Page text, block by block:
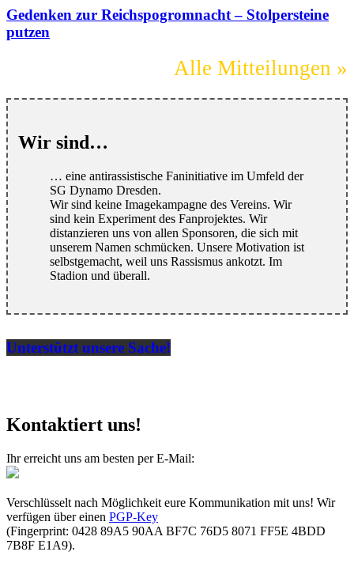
Gedenken zur Reichspogromnacht – Stolpersteine
putzen
Alle Mitteilungen »
Wir sind…
… eine antirassistische Faninitiative im Umfeld der
SG Dynamo Dresden.
Wir sind keine Imagekampagne des Vereins. Wir
sind kein Experiment des Fanprojektes. Wir
distanzieren uns von allen Sponsoren, die sich mit
unserem Namen schmücken. Unsere Motivation ist
selbstgemacht, weil uns Rassismus ankotzt. Im
Stadion und überall.
Unterstützt unsere Sache!
Kontaktiert uns!
Ihr erreicht uns am besten per E-Mail:
Verschlüsselt nach Möglichkeit eure Kommunikation mit uns! Wir
verfügen über einen PGP-Key
(Fingerprint: 0428 89A5 90AA BF7C 76D5 8071 FF5E 4BDD
7B8F E1A9).